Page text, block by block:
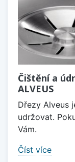
Čištění a
ALVEUS
Dřezy Alveus
udržovat.
Vám.
Číst více